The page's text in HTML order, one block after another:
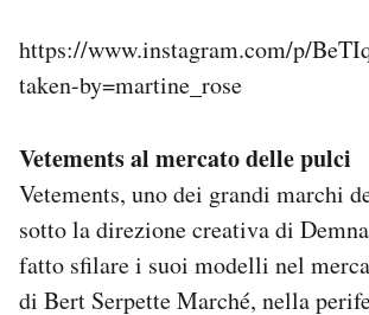
https://www.instagram.com/p/
taken-by=martine_rose
Vetements al mercato delle pulci
Vetements, uno dei grandi marchi
sotto la direzione creativa di
fatto sfilare i suoi modelli nel
di Bert Serpette Marché, nella